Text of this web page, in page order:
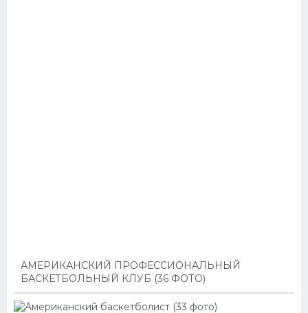
АМЕРИКАНСКИЙ ПРОФЕССИОНАЛЬНЫЙ
БАСКЕТБОЛЬНЫЙ КЛУБ (36 ФОТО)